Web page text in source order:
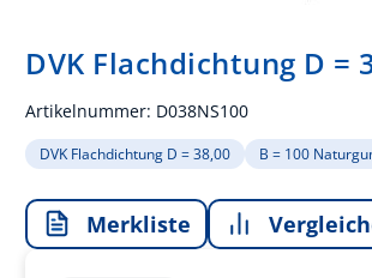
DVK Flachdichtung D =
Artikelnummer: D038NS100
DVK Flachdichtung D = 38,00 B = 100
Merkliste